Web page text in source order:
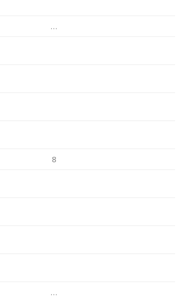
…
8
…